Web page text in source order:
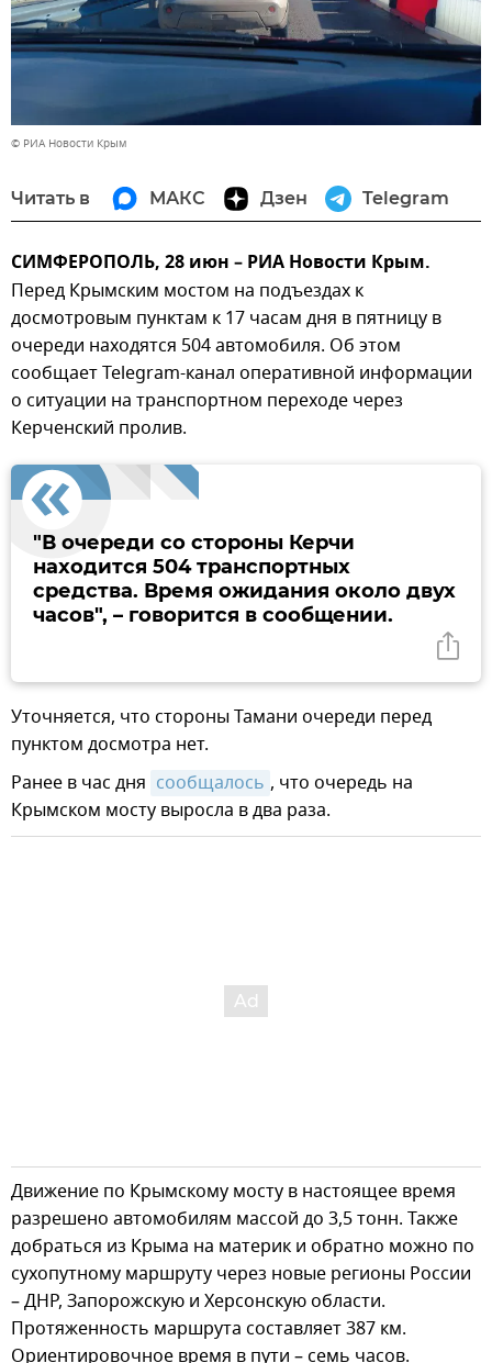
© РИА Новости Крым
Читать в МАКС Дзен Telegram
СИМФЕРОПОЛЬ, 28 июн – РИА Новости Крым.
Перед Крымским мостом на подъездах к
досмотровым пунктам к 17 часам дня в пятницу в
очереди находятся 504 автомобиля. Об этом
сообщает Telegram-канал оперативной информации
о ситуации на транспортном переходе через
Керченский пролив.
"В очереди со стороны Керчи
находится 504 транспортных
средства. Время ожидания около двух
часов", – говорится в сообщении.
Уточняется, что стороны Тамани очереди перед
пунктом досмотра нет.
Ранее в час дня сообщалось , что очередь на
Крымском мосту выросла в два раза.
Движение по Крымскому мосту в настоящее время
разрешено автомобилям массой до 3,5 тонн. Также
добраться из Крыма на материк и обратно можно по
сухопутному маршруту через новые регионы России
– ДНР, Запорожскую и Херсонскую области.
Протяженность маршрута составляет 387 км.
Ориентировочное время в пути – семь часов.